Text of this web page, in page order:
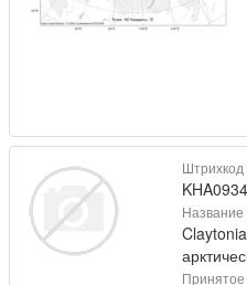
Штрихкод
Название